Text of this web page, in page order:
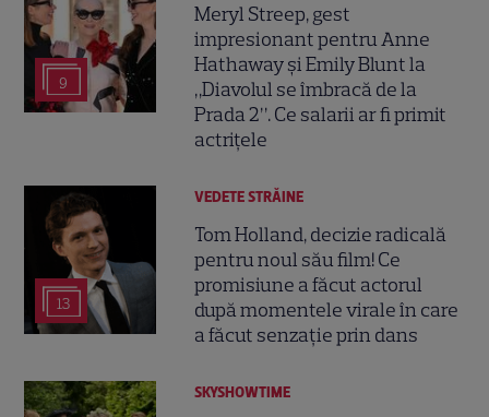
9
Meryl Streep, gest
impresionant pentru Anne
Hathaway și Emily Blunt la
„Diavolul se îmbracă de la
Prada 2”. Ce salarii ar fi primit
actrițele
13
VEDETE STRĂINE
Tom Holland, decizie radicală
pentru noul său film! Ce
promisiune a făcut actorul
după momentele virale în care
a făcut senzație prin dans
SKYSHOWTIME